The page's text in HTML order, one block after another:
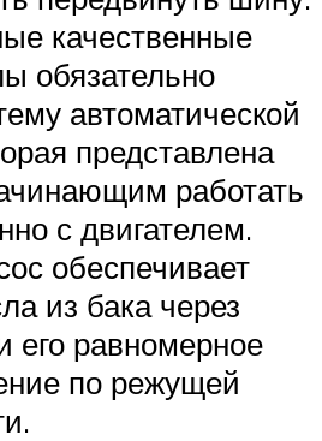
качественные
обязательно
автоматической
представлена
работать
с двигателем.
обеспечивает
из бака через
его равномерное
по режущей